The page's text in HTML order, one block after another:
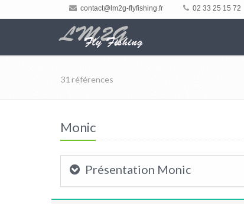
contact@lm2g-flyfishing.fr 02 33 25 15 72
31 références
Monic
Présentation Monic